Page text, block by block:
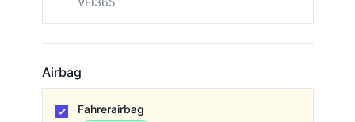
Airbag
Fahrerairbag